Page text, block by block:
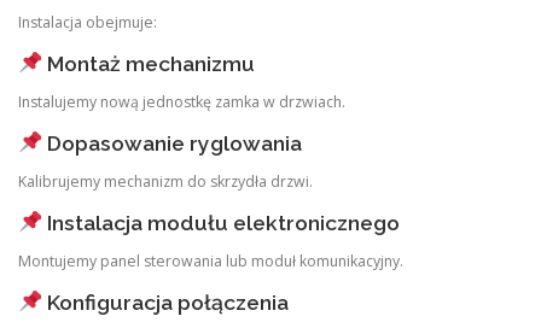
Instalacja obejmuje:
Montaż mechanizmu
Instalujemy nową jednostkę zamka w drzwiach.
Dopasowanie ryglowania
Kalibrujemy mechanizm do skrzydła drzwi.
Instalacja modułu elektronicznego
Montujemy panel sterowania lub moduł komunikacyjny.
Konfiguracja połączenia